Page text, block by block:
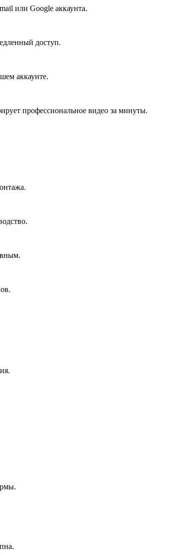
или Google аккаунта.
доступ.
аккаунте.
профессиональное видео за минуты.